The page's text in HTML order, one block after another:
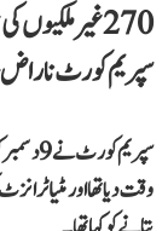
270 غیر
سپریم کورٹ